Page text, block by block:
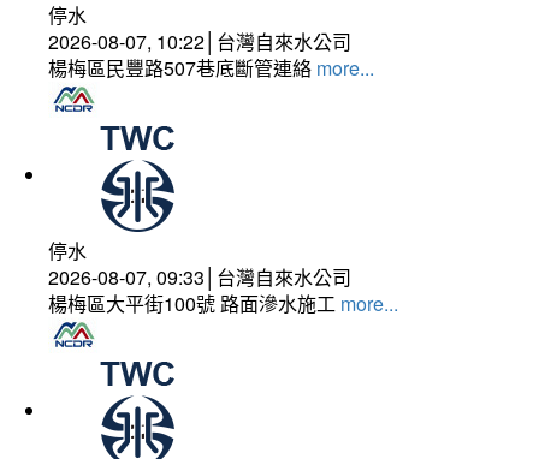
停水
2026-08-07, 10:22│台灣自來水公司
楊梅區民豐路507巷底斷管連絡 more...
停水
2026-08-07, 09:33│台灣自來水公司
楊梅區大平街100號 路面滲水施工 more...